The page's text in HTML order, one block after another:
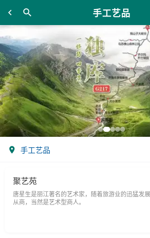
手工艺品
手工艺品
聚艺苑
唐星生是丽江著名的艺术家，随着旅游业的迅猛发
从商，当然是艺术型商人。